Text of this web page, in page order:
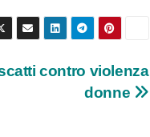
contro violenza
donne